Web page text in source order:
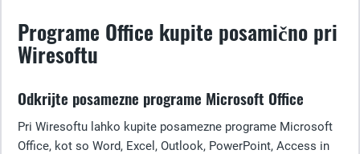
Programe Office kupite posamično pri
Wiresoftu
Odkrijte posamezne programe Microsoft Office
Pri Wiresoftu lahko kupite posamezne programe Microsoft
Office, kot so Word, Excel, Outlook, PowerPoint, Access in